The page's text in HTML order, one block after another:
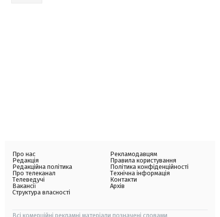
Про нас
Редакція
Редакційна політика
Про телеканал
Телеведучі
Вакансії
Структура власності
Рекламодавцям
Правила користування
Політика конфіденційності
Технічна інформація
Контакти
Архів
Всі комерційні рекламні матеріали позначені словами